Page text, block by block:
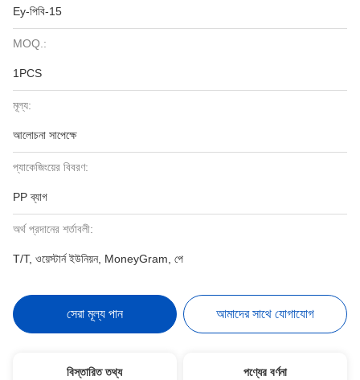
Ey-পিবি-15
MOQ.:
1PCS
মূল্য:
আলোচনা সাপেক্ষে
প্যাকেজিংয়ের বিবরণ:
PP ব্যাগ
অর্থ প্রদানের শর্তাবলী:
T/T, ওয়েস্টার্ন ইউনিয়ন, MoneyGram, পে
সেরা মূল্য পান আমাদের সাথে যোগাযোগ
বিস্তারিত তথ্য পণ্যের বর্ণনা